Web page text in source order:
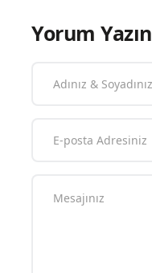
Yorum Yazın